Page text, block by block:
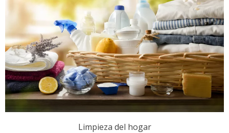
Limpieza del hogar